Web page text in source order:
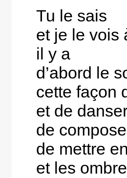
Tu le sais
et je le vois
il y a
d’abord le
cette façon
et de
de
de mettre
et les